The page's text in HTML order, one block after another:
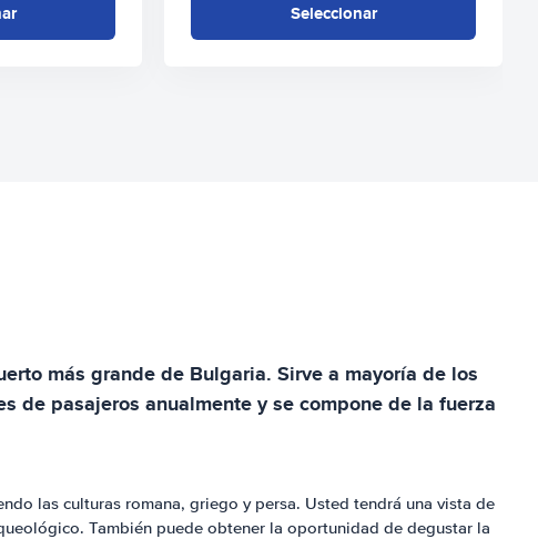
Seleccionar
más grande de Bulgaria. Sirve a mayoría de los
de pasajeros anualmente y se compone de la fuerza
las culturas romana, griego y persa. Usted tendrá una vista de
También puede obtener la oportunidad de degustar la